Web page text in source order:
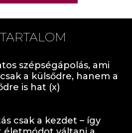
szépségápolás, ami
a külsődre, hanem a
is hat (x)
csak a kezdet – így